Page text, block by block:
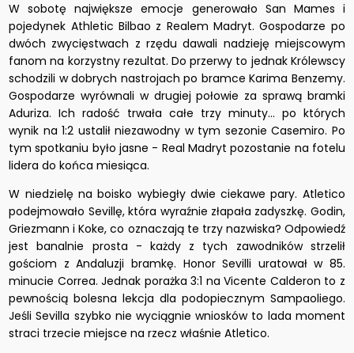
W sobotę największe emocje generowało San Mames i
pojedynek Athletic Bilbao z Realem Madryt. Gospodarze po
dwóch zwycięstwach z rzędu dawali nadzieję miejscowym
fanom na korzystny rezultat. Do przerwy to jednak Królewscy
schodzili w dobrych nastrojach po bramce Karima Benzemy.
Gospodarze wyrównali w drugiej połowie za sprawą bramki
Aduriza. Ich radość trwała całe trzy minuty... po których
wynik na 1:2 ustalił niezawodny w tym sezonie Casemiro. Po
tym spotkaniu było jasne - Real Madryt pozostanie na fotelu
lidera do końca miesiąca.
W niedzielę na boisko wybiegły dwie ciekawe pary. Atletico
podejmowało Sevillę, która wyraźnie złapała zadyszkę. Godin,
Griezmann i Koke, co oznaczają te trzy nazwiska? Odpowiedź
jest banalnie prosta - każdy z tych zawodników strzelił
gościom z Andaluzji bramkę. Honor Sevilli uratował w 85.
minucie Correa. Jednak porażka 3:1 na Vicente Calderon to z
pewnością bolesna lekcja dla podopiecznym Sampaoliego.
Jeśli Sevilla szybko nie wyciągnie wniosków to lada moment
straci trzecie miejsce na rzecz właśnie Atletico.